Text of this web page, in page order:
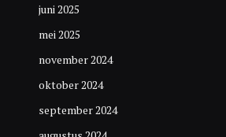
juni 2025
mei 2025
november 2024
oktober 2024
september 2024